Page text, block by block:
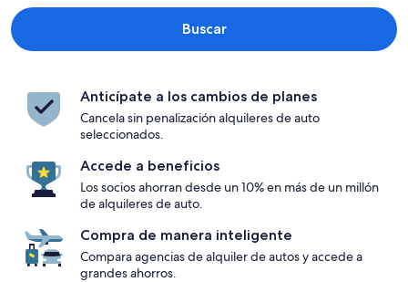
Buscar
Anticípate a los cambios de planes
Cancela sin penalización alquileres de auto
seleccionados.
Accede a beneficios
Los socios ahorran desde un 10% en más de un millón
de alquileres de auto.
Compra de manera inteligente
Compara agencias de alquiler de autos y accede a
grandes ahorros.